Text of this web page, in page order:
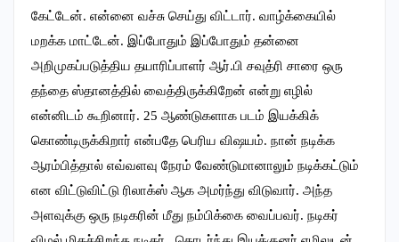
கேட்டேன். என்னை வச்சு செய்து விட்டார். வாழ்க்கையில்
மறக்க மாட்டேன். இப்போதும் இப்போதும் தன்னை
அறிமுகப்படுத்திய தயாரிப்பாளர் ஆர்.பி சவுத்ரி சாரை ஒரு
தந்தை ஸ்தானத்தில் வைத்திருக்கிறேன் என்று எழில்
என்னிடம் கூறினார். 25 ஆண்டுகளாக படம் இயக்கிக்
கொண்டிருக்கிறார் என்பதே பெரிய விஷயம். நான் நடிக்க
ஆரம்பித்தால் எவ்வளவு நேரம் வேண்டுமானாலும் நடிக்கட்டும்
என விட்டுவிட்டு ரிலாக்ஸ் ஆக அமர்ந்து விடுவார். அந்த
அளவுக்கு ஒரு நடிகரின் மீது நம்பிக்கை வைப்பவர். நடிகர்